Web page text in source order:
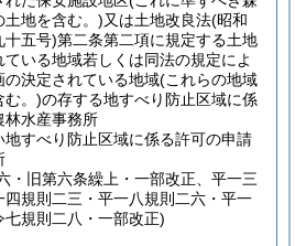
土地を含む。)又は土地改良法(昭和
十五号)第二条第二項に規定する土地
いる地域若しくは同法の規定によ
の決定されている地域(これらの地域
む。)の存する地すべり防止区域に係
水産事務所
地すべり防止区域に係る許可の申請
・旧第六条繰上・一部改正、平一三
四規則二三・平一八規則二六・平一
七規則二八・一部改正)